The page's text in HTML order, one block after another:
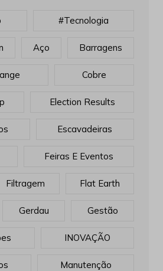
#tecnologia
Aço Barragens
Cobre
Election Results
Escavadeiras
Feiras E Eventos
Filtragem Flat Earth
Gerdau Gestão
INOVAÇÃO
Manutenção